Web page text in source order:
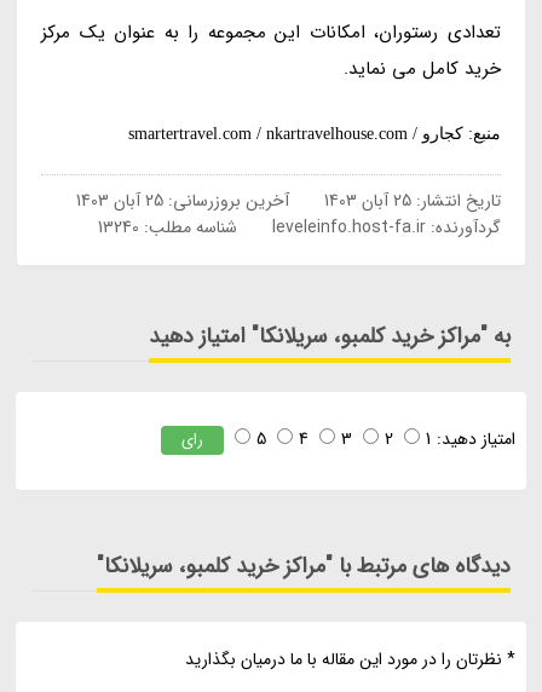
تعدادی رستوران، امکانات این مجموعه را به عنوان یک مرکز
خرید کامل می نماید.
منبع: کجارو / smartertravel.com / nkartravelhouse.com
تاریخ انتشار:25 آبان 1403 آخرین بروزرسانی:25 آبان 1403
گردآورنده:leveleinfo.host-fa.ir شناسه مطلب: 13240
به "مراکز خرید کلمبو، سریلانکا" امتیاز دهید
امتیاز دهید: 1
2
3
4
5 رای
دیدگاه های مرتبط با "مراکز خرید کلمبو، سریلانکا"
* نظرتان را در مورد این مقاله با ما درمیان بگذارید